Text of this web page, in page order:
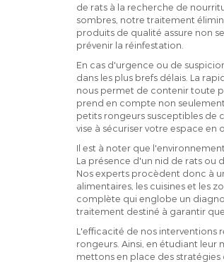
de rats à la recherche de
sombres, notre traitement
produits de qualité assure non
prévenir la réinfestation.
En cas d'urgence ou de
dans les plus brefs délais. La
nous permet de contenir toute
prend en compte non
petits rongeurs susceptibles de
vise à sécuriser votre espace
Il est à noter que
La présence d'un nid de rats ou
Nos experts procèdent donc à
alimentaires, les cuisines et les
complète qui englobe un
traitement destiné à garantir
L'efficacité de nos interventions
rongeurs. Ainsi, en étudiant
mettons en place des stratégies